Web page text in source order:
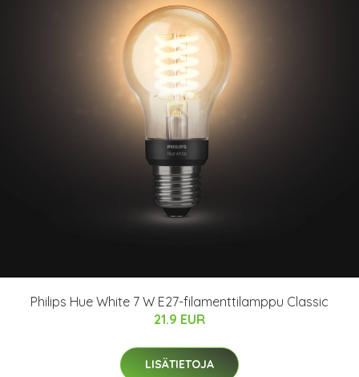
Philips Hue White 7 W E27-filamenttilamppu Classic
21.9 EUR
LISÄTIETOJA